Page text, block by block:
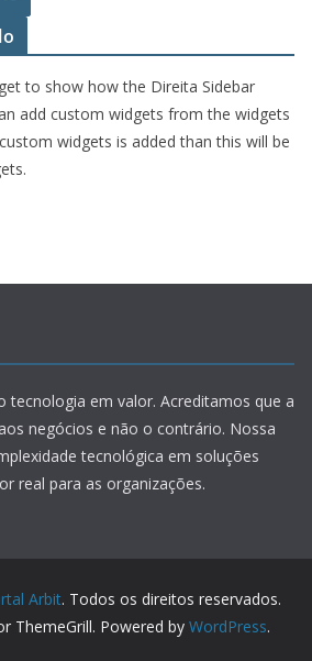
to show how the Direita Sidebar
add custom widgets from the widgets
widgets is added than this will be
tecnologia em valor. Acreditamos que a
negócios e não o contrário. Nossa
tecnológica em soluções
real para as organizações.
Arbit. Todos os direitos reservados.
ThemeGrill. Powered by WordPress.